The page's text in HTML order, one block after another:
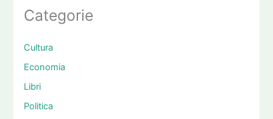
Categorie
Cultura
Economia
Libri
Politica